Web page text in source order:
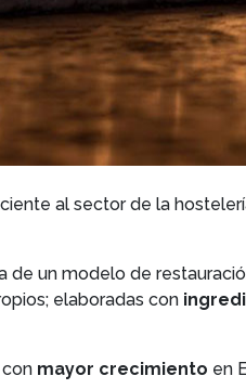
al sector de la
de un modelo de
elaboradas con
mayor crecimiento en